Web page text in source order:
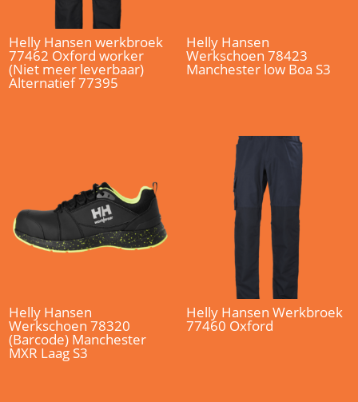
Helly Hansen werkbroek
77462 Oxford worker
(Niet meer leverbaar)
Alternatief 77395
Helly Hansen
Werkschoen 78423
Manchester low Boa S3
Helly Hansen
Werkschoen 78320
(Barcode) Manchester
MXR Laag S3
Helly Hansen Werkbroek
77460 Oxford